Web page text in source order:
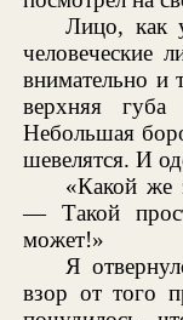
Лицо, как
человеческие
внимательно и
верхняя
Небольшая
шевелятся. И
«Какой же
— Такой
может!»
Я
взор от того